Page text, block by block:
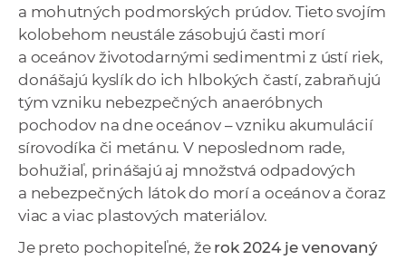
a mohutných podmorských prúdov. Tieto svojím
kolobehom neustále zásobujú časti morí
a oceánov životodarnými sedimentmi z ústí riek,
donášajú kyslík do ich hlbokých častí, zabraňujú
tým vzniku nebezpečných anaeróbnych
pochodov na dne oceánov – vzniku akumulácií
sírovodíka či metánu. V neposlednom rade,
bohužiaľ, prinášajú aj množstvá odpadových
a nebezpečných látok do morí a oceánov a čoraz
viac a viac plastových materiálov.
Je preto pochopiteľné, že rok 2024 je venovaný